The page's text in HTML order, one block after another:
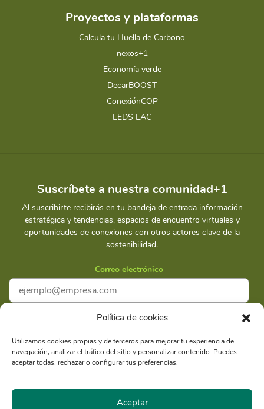
Política de cookies
Utilizamos cookies propias y de terceros para mejorar tu experiencia de
navegación, analizar el tráfico del sitio y personalizar contenido. Puedes
aceptar todas, rechazar o configurar tus preferencias.
Aceptar
Proyectos y plataformas
Calcula tu Huella de Carbono
nexos+1
Economía verde
DecarBOOST
ConexiónCOP
LEDS LAC
Suscríbete a nuestra comunidad+1
Al suscribirte recibirás en tu bandeja de entrada información
estratégica y tendencias, espacios de encuentro virtuales y
oportunidades de conexiones con otros actores clave de la
sostenibilidad.
Correo electrónico
Suscríbete